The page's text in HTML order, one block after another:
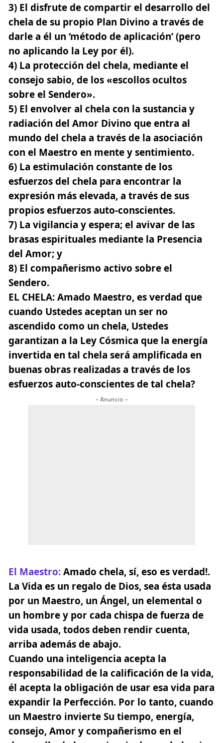
3) El disfrute de compartir el desarrollo del
chela de su propio Plan Divino a través de
darle a él un ‘método de aplicación’ (pero
no aplicando la Ley por él).
4) La protección del chela, mediante el
consejo sabio, de los «escollos ocultos
sobre el Sendero».
5) El envolver al chela con la sustancia y
radiación del Amor Divino que entra al
mundo del chela a través de la asociación
con el Maestro en mente y sentimiento.
6) La estimulación constante de los
esfuerzos del chela para encontrar la
expresión más elevada, a través de sus
propios esfuerzos auto-conscientes.
7) La vigilancia y espera; el avivar de las
brasas espirituales mediante la Presencia
del Amor; y
8) El compañerismo activo sobre el
Sendero.
EL CHELA:Amado Maestro, es verdad que
cuando Ustedes aceptan un ser no
ascendido como un chela, Ustedes
garantizan a la Ley Cósmica que la energía
invertida en tal chela será amplificada en
buenas obras realizadas a través de los
esfuerzos auto-conscientes de tal chela?
- Anuncio -
El Maestro:Amado chela, sí, eso es verdad!.
La Vida es un regalo de Dios, sea ésta usada
por un Maestro, un Ángel, un elemental o
un hombre y por cada chispa de fuerza de
vida usada, todos deben rendir cuenta,
arriba además de abajo.
Cuando una inteligencia acepta la
responsabilidad de la calificación de la vida,
él acepta la obligación de usar esa vida para
expandir la Perfección. Por lo tanto, cuando
un Maestro invierte Su tiempo, energía,
consejo, Amor y compañerismo en el